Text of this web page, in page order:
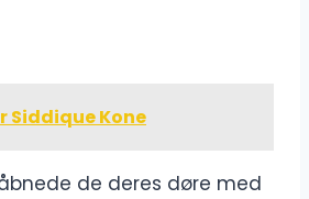
Siddique Kone
de deres døre med